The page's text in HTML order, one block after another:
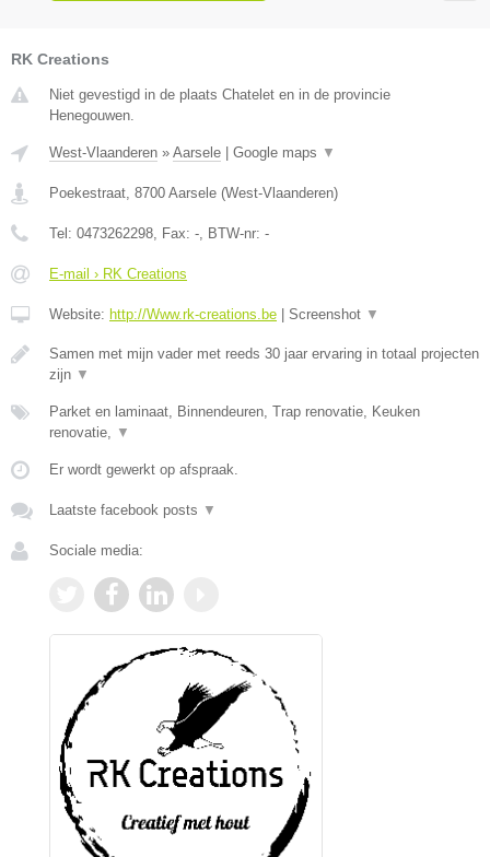
RK Creations
Niet gevestigd in de plaats Chatelet en in de provincie
Henegouwen.
West-Vlaanderen » Aarsele | Google maps ▼
Poekestraat 8700 Aarsele (West-Vlaanderen)
Tel: 0473262298 , Fax: - , BTW-nr: -
E-mail › RK Creations
Website: http://Www.rk-creations.be | Screenshot ▼
Samen met mijn vader met reeds 30 jaar ervaring in totaal projecten
zijn ▼
Parket en laminaat, Binnendeuren, Trap renovatie, Keuken
renovatie,
▼
Er wordt gewerkt op afspraak.
Laatste facebook posts ▼
Sociale media: